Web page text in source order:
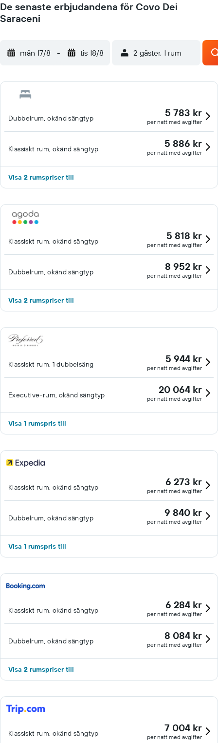
De senaste erbjudandena för Covo Dei
Saraceni
mån 17/8 - tis 18/8 2 gäster, 1 rum
Dubbelrum, okänd sängtyp 5 783 kr
per natt med avgifter
Klassiskt rum, okänd sängtyp 5 886 kr
per natt med avgifter
Visa 2 rumspriser till
Klassiskt rum, okänd sängtyp 5 818 kr
per natt med avgifter
Dubbelrum, okänd sängtyp 8 952 kr
per natt med avgifter
Visa 2 rumspriser till
Klassiskt rum, 1 dubbelsäng 5 944 kr
per natt med avgifter
Executive-rum, okänd sängtyp 20 064 kr
per natt med avgifter
Visa 1 rumspris till
Klassiskt rum, okänd sängtyp 6 273 kr
per natt med avgifter
Dubbelrum, okänd sängtyp 9 840 kr
per natt med avgifter
Visa 1 rumspris till
Klassiskt rum, okänd sängtyp 6 284 kr
per natt med avgifter
Dubbelrum, okänd sängtyp 8 084 kr
per natt med avgifter
Visa 2 rumspriser till
Klassiskt rum, okänd sängtyp 7 004 kr
per natt med avgifter